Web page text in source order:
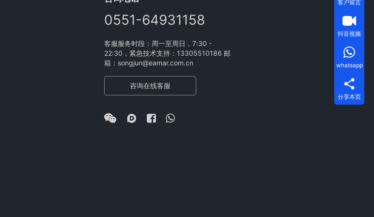
0551-64931158
客服服务时段：周一至周日，7:30 -
22:30，紧急技术支持：13305510186 邮
箱：songjun@eamar.com.cn
咨询在线客服
客户留言
抖音视频
whatsapp
分享本页